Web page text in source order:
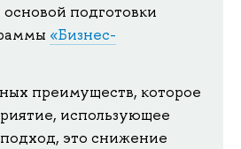
основой подготовки
«Бизнес-
преимуществ, которое
использующее
это снижение